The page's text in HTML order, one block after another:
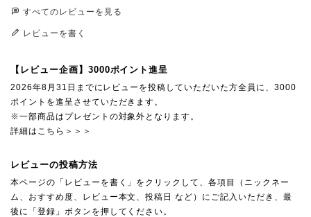
すべてのレビューを見る
レビューを書く
【レビュー企画】3000ポイント進呈
2026年8月31日までにレビューを投稿していただいた方全員に、3000
ポイントを進呈させていただきます。
※一部商品はプレゼントの対象外となります。
詳細はこちら＞＞＞
レビューの投稿方法
本ページの「レビューを書く」をクリックして、各項目（ニックネー
ム、おすすめ度、レビュー本文、投稿日 など）にご記入いただき、最
後に「登録」ボタンを押してください。